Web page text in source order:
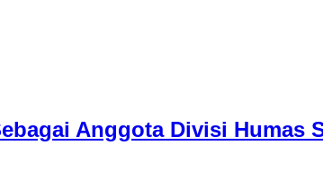
Anggota Divisi Humas